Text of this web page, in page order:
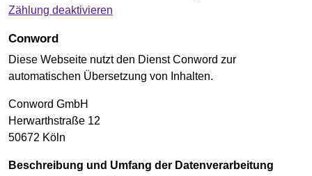
Zählung deaktivieren
Conword
Diese Webseite nutzt den Dienst Conword zur
automatischen Übersetzung von Inhalten.
Conword GmbH
Herwarthstraße 12
50672 Köln
Beschreibung und Umfang der Datenverarbeitung